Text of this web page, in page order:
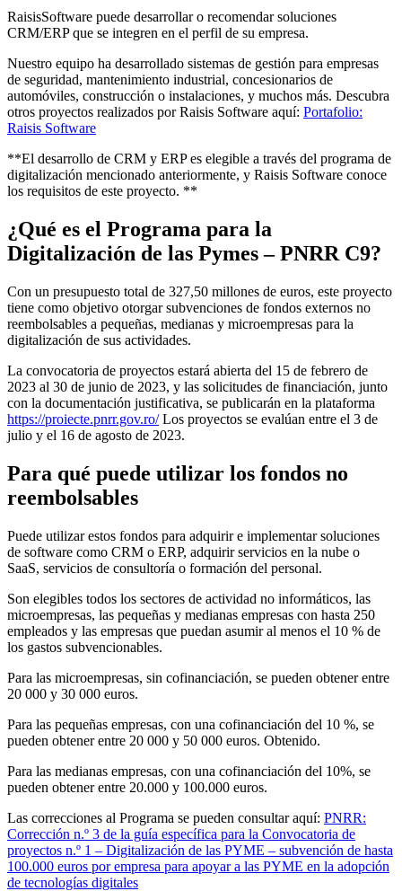
RaisisSoftware puede desarrollar o recomendar soluciones
CRM/ERP que se integren en el perfil de su empresa.
Nuestro equipo ha desarrollado sistemas de gestión para empresas
de seguridad, mantenimiento industrial, concesionarios de
automóviles, construcción o instalaciones, y muchos más. Descubra
otros proyectos realizados por Raisis Software aquí: Portafolio:
Raisis Software
**El desarrollo de CRM y ERP es elegible a través del programa de
digitalización mencionado anteriormente, y Raisis Software conoce
los requisitos de este proyecto. **
¿Qué es el Programa para la
Digitalización de las Pymes – PNRR C9?
Con un presupuesto total de 327,50 millones de euros, este proyecto
tiene como objetivo otorgar subvenciones de fondos externos no
reembolsables a pequeñas, medianas y microempresas para la
digitalización de sus actividades.
La convocatoria de proyectos estará abierta del 15 de febrero de
2023 al 30 de junio de 2023, y las solicitudes de financiación, junto
con la documentación justificativa, se publicarán en la plataforma
https://proiecte.pnrr.gov.ro/Los proyectos se evalúan entre el 3 de
julio y el 16 de agosto de 2023.
Para qué puede utilizar los fondos no
reembolsables
Puede utilizar estos fondos para adquirir e implementar soluciones
de software como CRM o ERP, adquirir servicios en la nube o
SaaS, servicios de consultoría o formación del personal.
Son elegibles todos los sectores de actividad no informáticos, las
microempresas, las pequeñas y medianas empresas con hasta 250
empleados y las empresas que puedan asumir al menos el 10 % de
los gastos subvencionables.
Para las microempresas, sin cofinanciación, se pueden obtener entre
20 000 y 30 000 euros.
Para las pequeñas empresas, con una cofinanciación del 10 %, se
pueden obtener entre 20 000 y 50 000 euros. Obtenido.
Para las medianas empresas, con una cofinanciación del 10%, se
pueden obtener entre 20.000 y 100.000 euros.
Las correcciones al Programa se pueden consultar aquí: PNRR:
Corrección n.º 3 de la guía específica para la Convocatoria de
proyectos n.º 1 – Digitalización de las PYME – subvención de hasta
100.000 euros por empresa para apoyar a las PYME en la adopción
de tecnologías digitales